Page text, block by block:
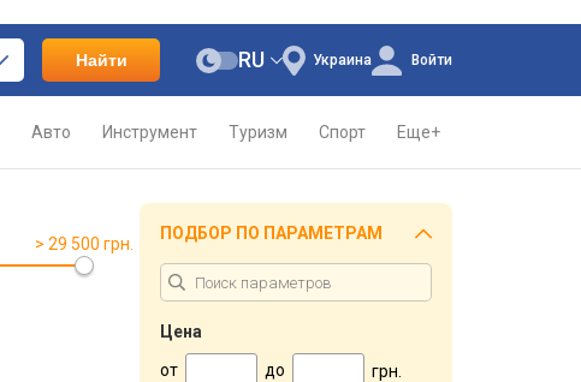
Найти Украина
RU Войти
Авто Инструмент Туризм Спорт Еще+
> 29 500 грн.
ПОДБОР ПО ПАРАМЕТРАМ
Цена
от
до грн.